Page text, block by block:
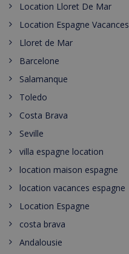
Location Lloret De Mar
Location Espagne Vacances
Lloret de Mar
Barcelone
Salamanque
Toledo
Costa Brava
Seville
villa espagne location
location maison espagne
location vacances espagne
Location Espagne
costa brava
Andalousie